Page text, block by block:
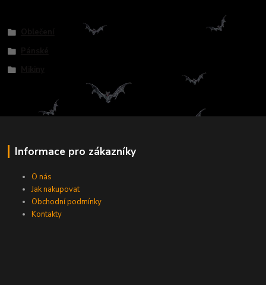
Informace pro zákazníky
O nás
Jak nakupovat
Obchodní podmínky
Kontakty